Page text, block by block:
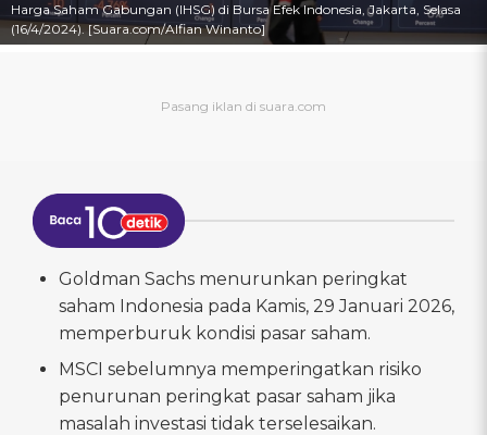
Harga Saham Gabungan (IHSG) di Bursa Efek Indonesia, Jakarta, Selasa
(16/4/2024). [Suara.com/Alfian Winanto]
Goldman Sachs menurunkan peringkat
saham Indonesia pada Kamis, 29 Januari 2026,
memperburuk kondisi pasar saham.
MSCI sebelumnya memperingatkan risiko
penurunan peringkat pasar saham jika
masalah investasi tidak terselesaikan.